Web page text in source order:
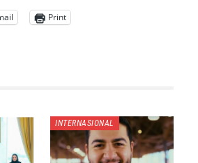
Print
INTERNASIONAL